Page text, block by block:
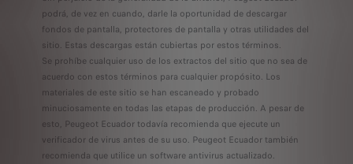
podrá, de vez en cuando, darle la oportunidad de descargar
fondos de pantalla, protectores de pantalla y otras utilidades del
sitio. Estas descargas están cubiertas por estos términos.
Se prohíbe cualquier uso de los extractos del sitio que no sea de
acuerdo con estos términos para cualquier propósito. Los
materiales de este sitio se han escaneado y probado
minuciosamente en todas las etapas de producción. A pesar de
esto, Peugeot Ecuador todavía recomienda que ejecute un
verificador de virus antes de su uso. Peugeot Ecuador también
recomienda que utilice un software antivirus actualizado.